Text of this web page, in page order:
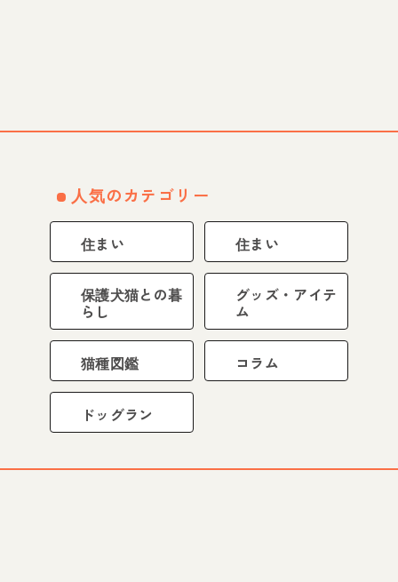
人気のカテゴリー
住まい 住まい
保護犬猫との暮
らし
グッズ・アイテ
ム
猫種図鑑 コラム
ドッグラン